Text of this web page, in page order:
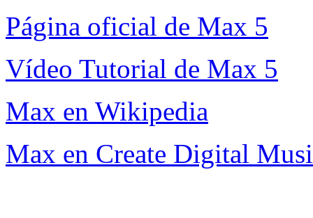
Página oficial de Max 5
Vídeo Tutorial de Max 5
Max en Wikipedia
Max en Create Digital